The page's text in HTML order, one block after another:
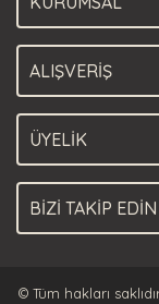
ALIŞVERİŞ
ÜYELİK
BİZİ TAKİP EDİN
© Tüm hakları